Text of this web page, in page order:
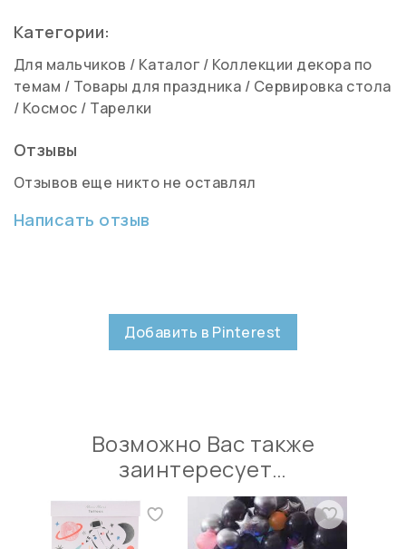
Категории:
Для мальчиков / Каталог / Коллекции декора по
темам / Товары для праздника / Сервировка стола
/ Космос / Тарелки
Отзывы
Отзывов еще никто не оставлял
Написать отзыв
Добавить в Pinterest
Возможно Вас также
заинтересует…